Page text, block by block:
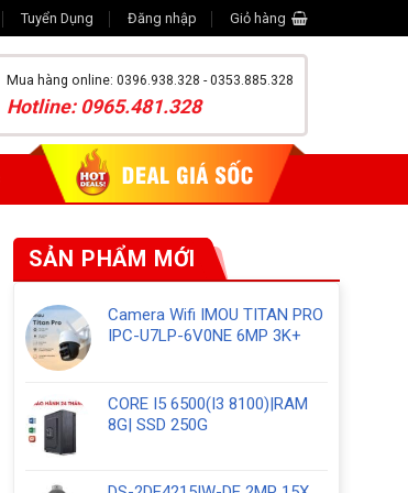
Tuyển Dụng Đăng nhập Giỏ hàng
Mua hàng online: 0396.938.328 - 0353.885.328
Hotline: 0965.481.328
SẢN PHẨM MỚI
Camera Wifi IMOU TITAN PRO
IPC-U7LP-6V0NE 6MP 3K+
CORE I5 6500(I3 8100)|RAM
8G| SSD 250G